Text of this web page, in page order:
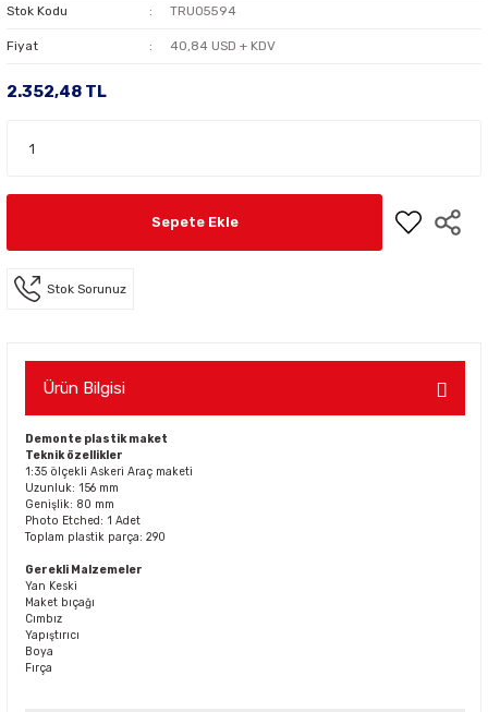
Stok Kodu TRU05594
Fiyat 40,84 USD + KDV
2.352,48 TL
Sepete Ekle
Stok Sorunuz
Ürün Bilgisi
Demonte plastik maket
Teknik özellikler
1:35 ölçekli Askeri Araç maketi
Uzunluk: 156 mm
Genişlik: 80 mm
Photo Etched: 1 Adet
Toplam plastik parça: 290
Gerekli Malzemeler
Yan Keski
Maket bıçağı
Cımbız
Yapıştırıcı
Boya
Fırça